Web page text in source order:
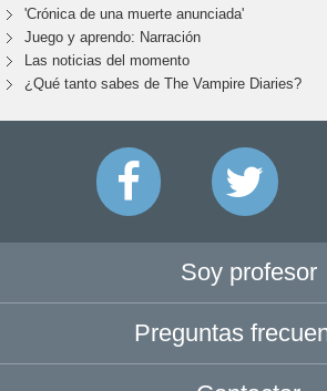
'Crónica de una muerte anunciada'
Juego y aprendo: Narración
Las noticias del momento
¿Qué tanto sabes de The Vampire Diaries?
Soy profesor
Preguntas